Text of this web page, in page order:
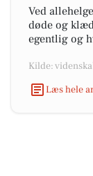
Ved
døde og
egentlig og
Kilde:
Læs hele